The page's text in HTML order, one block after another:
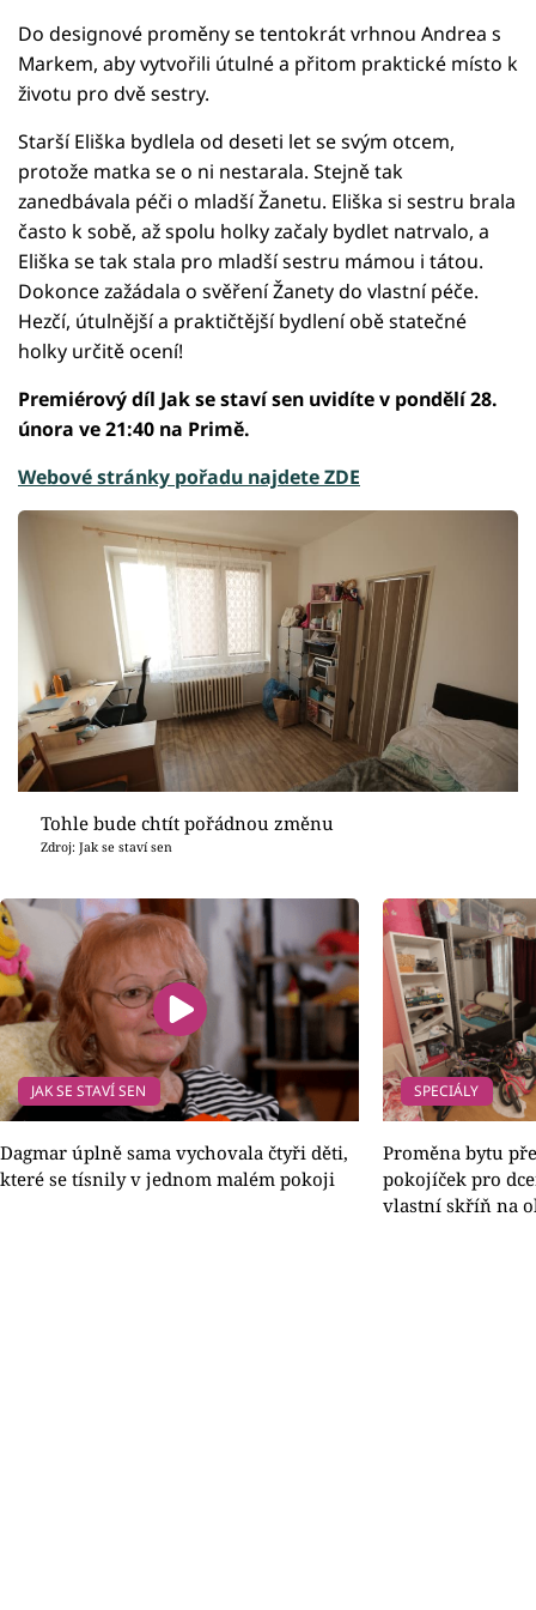
Do designové proměny se tentokrát vrhnou Andrea s
Markem, aby vytvořili útulné a přitom praktické místo k
životu pro dvě sestry.
Starší Eliška bydlela od deseti let se svým otcem,
protože matka se o ni nestarala. Stejně tak
zanedbávala péči o mladší Žanetu. Eliška si sestru brala
často k sobě, až spolu holky začaly bydlet natrvalo, a
Eliška se tak stala pro mladší sestru mámou i tátou.
Dokonce zažádala o svěření Žanety do vlastní péče.
Hezčí, útulnější a praktičtější bydlení obě statečné
holky určitě ocení!
Premiérový díl Jak se staví sen uvidíte v pondělí 28.
února ve 21:40 na Primě.
Webové stránky pořadu najdete ZDE
Tohle bude chtít pořádnou změnu
Zdroj: Jak se staví sen
JAK SE STAVÍ SEN
Dagmar úplně sama vychovala čtyři děti,
které se tísnily v jednom malém pokoji
SPECIÁLY
Proměna bytu
pokojíček pro
vlastní skříň na